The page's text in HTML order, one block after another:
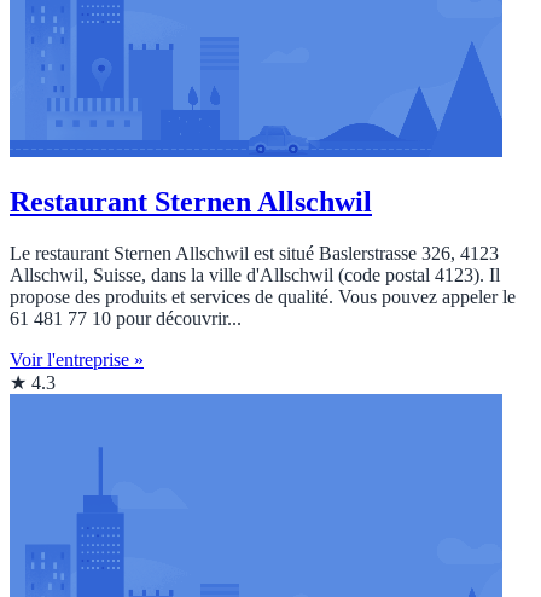
Restaurant Sternen Allschwil
Le restaurant Sternen Allschwil est situé Baslerstrasse 326, 4123
Allschwil, Suisse, dans la ville d'Allschwil (code postal 4123). Il
propose des produits et services de qualité. Vous pouvez appeler le
61 481 77 10 pour découvrir...
Voir l'entreprise »
★ 4.3